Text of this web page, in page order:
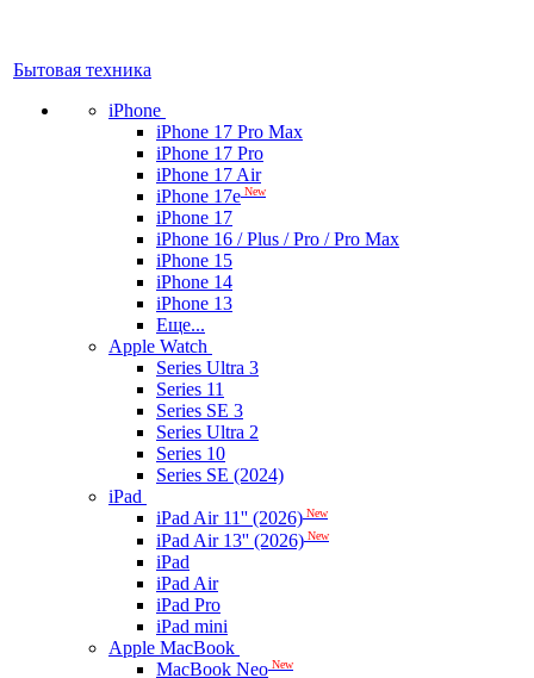
Бытовая техника
iPhone
iPhone 17 Pro Max
iPhone 17 Pro
iPhone 17 Air
iPhone 17e New
iPhone 17
iPhone 16 / Plus / Pro / Pro Max
iPhone 15
iPhone 14
iPhone 13
Еще...
Apple Watch
Series Ultra 3
Series 11
Series SE 3
Series Ultra 2
Series 10
Series SE (2024)
iPad
iPad Air 11'' (2026) New
iPad Air 13'' (2026) New
iPad
iPad Air
iPad Pro
iPad mini
Apple MacBook
MacBook Neo New